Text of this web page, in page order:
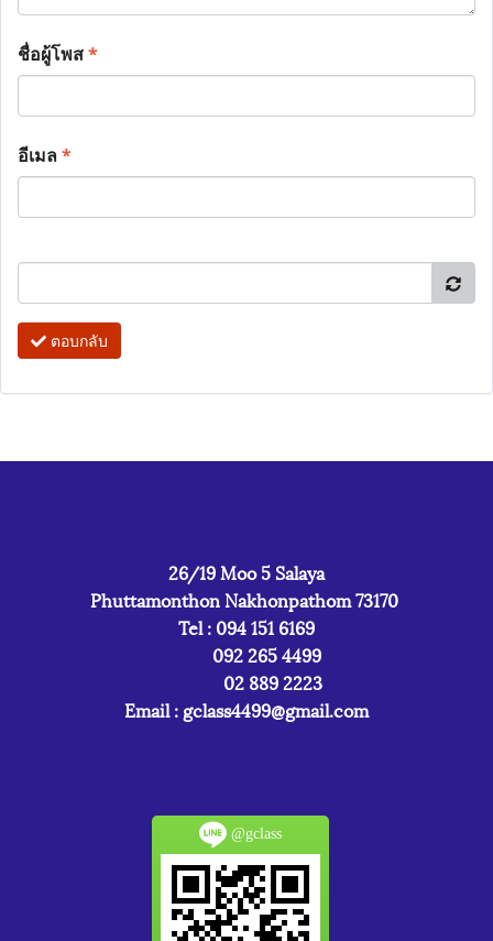
ชื่อผู้โพส*
อีเมล*
ตอบกลับ
26/19 Moo 5 Salaya
Phuttamonthon Nakhonpathom 73170
Tel : 094 151 6169
092 265 4499
02 889 2223
Email : gclass4499@gmail.com
@gclass